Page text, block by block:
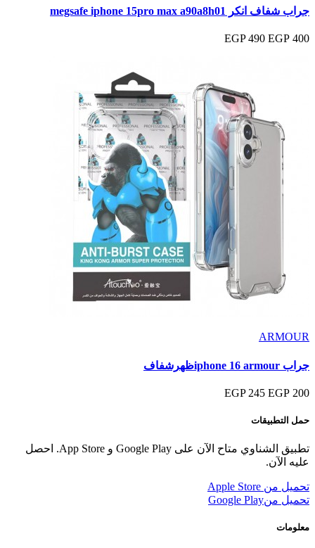
جراب شفاف انكر megsafe iphone 15pro max a90a8h01
400 EGP
490 EGP
ARMOUR
جراب iphone 16 armourظهرشفاف
200 EGP
245 EGP
حمل التطبيقات
تطبيق الشناوي متاح الآن على Google Play و App Store. احصل
عليه الآن.
تحميل من Apple Store
تحميل منGoogle Play
معلومات